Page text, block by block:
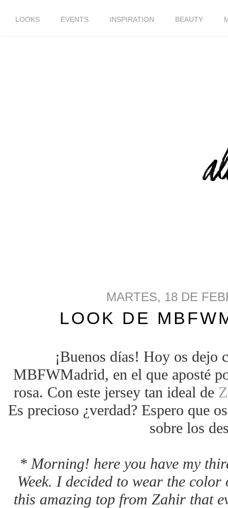
LOOKS EVENTS INSPIRATION BEAUTY
MARTES, 18 DE
LOOK DE
¡Buenos días! Hoy os dejo
MBFWMadrid, en el que aposté
rosa. Con este jersey tan ideal de
Es precioso ¿verdad? Espero que
sobre los
* Morning! here you have my
Week. I decided to wear the
this amazing top from Zahir that